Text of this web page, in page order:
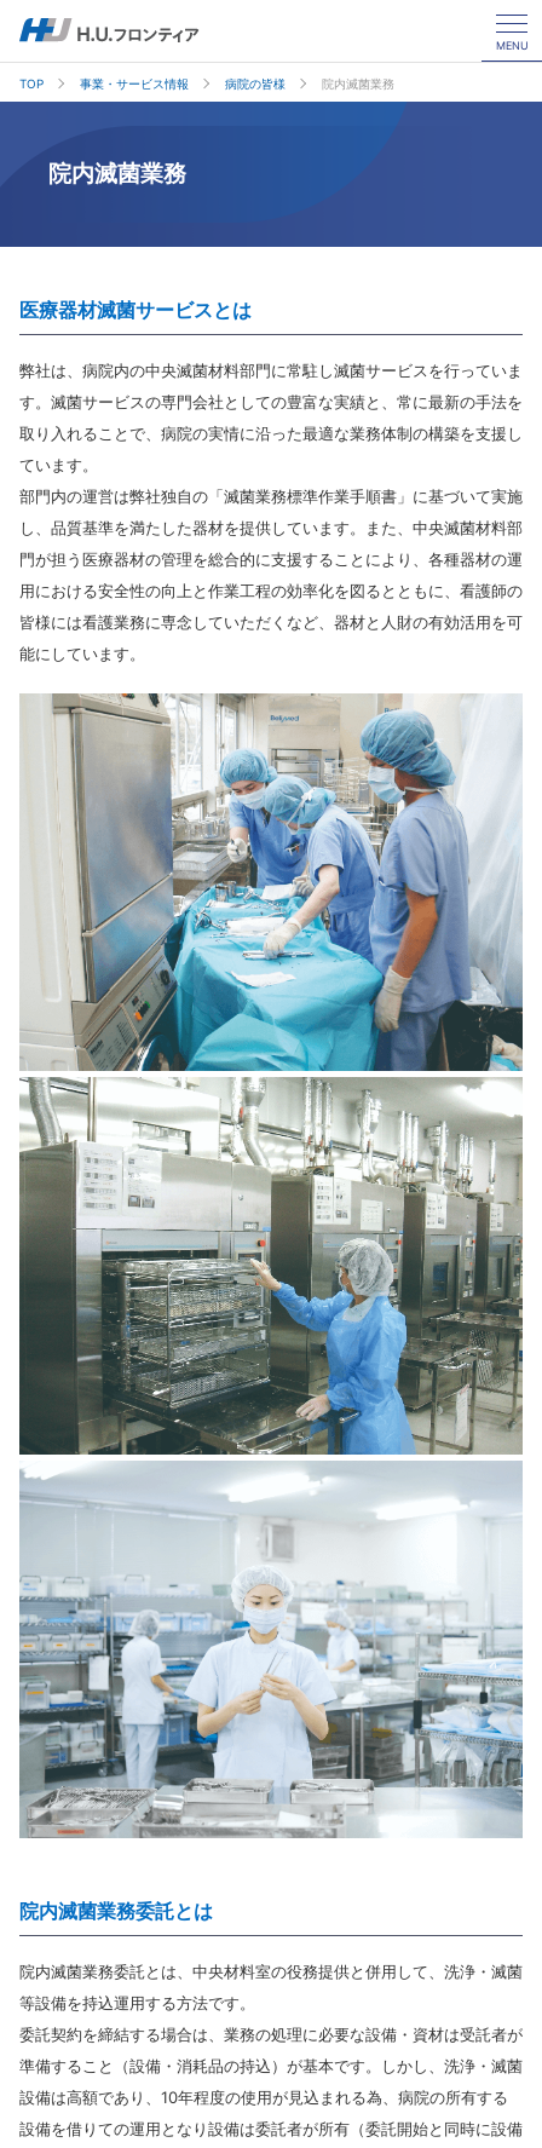
MENU
TOP 事業・サービス情報 病院の皆様 院内滅菌業務
院内滅菌業務
医療器材滅菌サービスとは
弊社は、病院内の中央滅菌材料部門に常駐し滅菌サービスを行っていま
す。滅菌サービスの専門会社としての豊富な実績と、常に最新の手法を
取り入れることで、病院の実情に沿った最適な業務体制の構築を支援し
ています。
部門内の運営は弊社独自の「滅菌業務標準作業手順書」に基づいて実施
し、品質基準を満たした器材を提供しています。また、中央滅菌材料部
門が担う医療器材の管理を総合的に支援することにより、各種器材の運
用における安全性の向上と作業工程の効率化を図るとともに、看護師の
皆様には看護業務に専念していただくなど、器材と人財の有効活用を可
能にしています。
院内滅菌業務委託とは
院内滅菌業務委託とは、中央材料室の役務提供と併用して、洗浄・滅菌
等設備を持込運用する方法です。
委託契約を締結する場合は、業務の処理に必要な設備・資材は受託者が
準備すること（設備・消耗品の持込）が基本です。しかし、洗浄・滅菌
設備は高額であり、10年程度の使用が見込まれる為、病院の所有する
設備を借りての運用となり設備は委託者が所有（委託開始と同時に設備